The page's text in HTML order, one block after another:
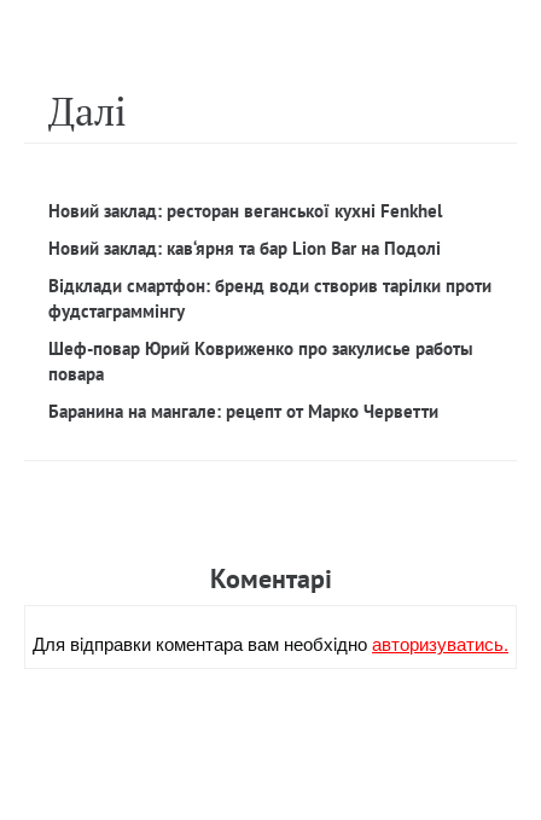
Далi
Новий заклад: ресторан веганської кухні Fenkhel
Новий заклад: кав‘ярня та бар Lion Bar на Подолі
Відклади смартфон: бренд води створив тарілки проти
фудстаграммінгу
Шеф-повар Юрий Ковриженко про закулисье работы
повара
Баранина на мангале: рецепт от Марко Черветти
Коментарi
Для вiдправки коментара вам необхiдноавторизуватись.